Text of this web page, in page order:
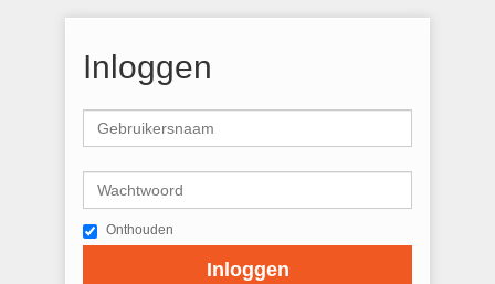
Inloggen
Onthouden
Inloggen